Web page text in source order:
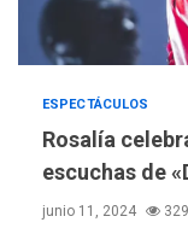
ESPECTÁCULOS
Rosalía
escuchas de
junio 11, 2024